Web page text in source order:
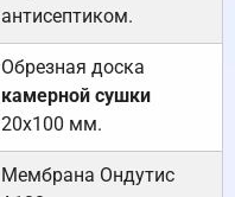
антисептиком.
Обрезная доска
камерной сушки
20х100 мм.
Мембрана Ондутис